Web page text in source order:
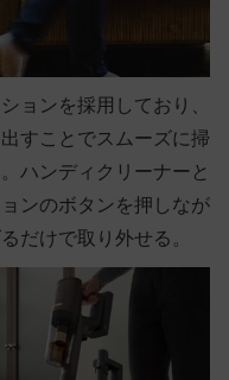
ョンを採用しており、
すことでスムーズに掃
ハンディクリーナーと
ンのボタンを押しなが
だけで取り外せる。